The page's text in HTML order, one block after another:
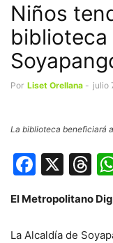
Niños
biblioteca
Por Liset Orellana - julio
La biblioteca beneficiará
X
El Metropolitano
La Alcaldía de